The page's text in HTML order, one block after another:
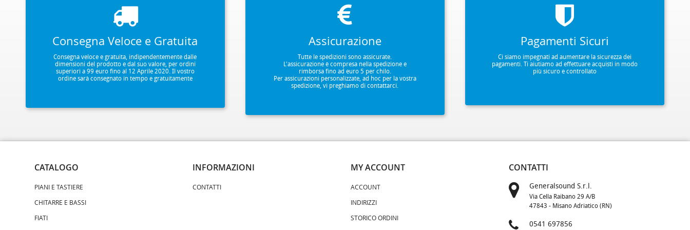
Consegna Veloce e Gratuita
Consegna veloce e gratuita, indipendentemente dalle
dimensioni del prodotto e dal suo valore, per ordini
superiori a 99 euro fino al 12 Aprile 2020. Il vostro
ordine sarà consegnato in tempo e gratuitamente
Assicurazione
Tutte le spedizioni sono assicurate.
L'assicurazione è compresa nella spedizione e
rimborsa fino ad euro 5 per chilo.
Per assicurazioni personalizzate, ad hoc per la vostra
spedizione, vi preghiamo di contattarci.
Pagamenti Sicuri
Ci siamo impegnati ad aumentare la sicurezza dei
pagamenti. Ti aiutiamo ad effettuare acquisti in modo
più sicuro e controllato
CATALOGO
PIANI E TASTIERE
CHITARRE E BASSI
FIATI
INFORMAZIONI
CONTATTI
MY ACCOUNT
ACCOUNT
INDIRIZZI
STORICO ORDINI
CONTATTI
Generalsound S.r.l.
Via Cella Raibano 29 A/B
47843 - Misano Adriatico (RN)
0541 697856